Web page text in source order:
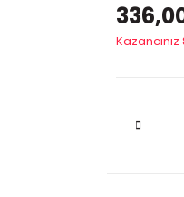
Kazancınız